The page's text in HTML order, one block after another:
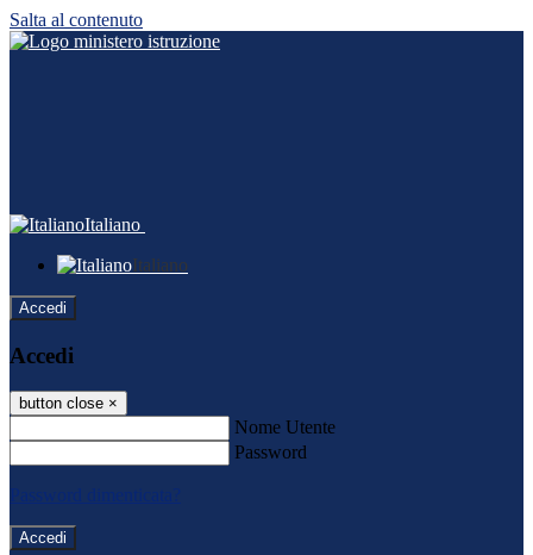
Salta al contenuto
Italiano
Italiano
Accedi
Accedi
button close ×
Nome Utente
Password
Password dimenticata?